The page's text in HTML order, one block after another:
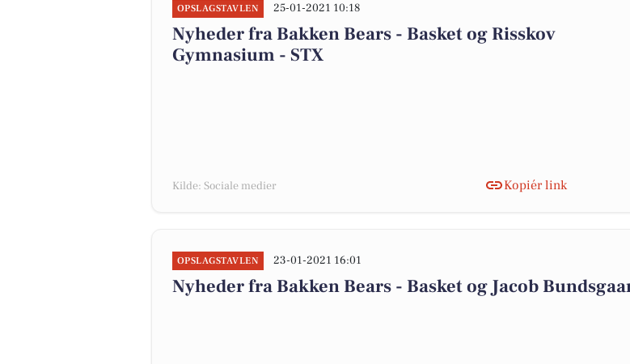
OPSLAGSTAVLEN 25-01-2021 10:18
Nyheder fra Bakken Bears - Basket og Risskov
Gymnasium - STX
Kilde: Sociale medier Kopiér link
OPSLAGSTAVLEN 23-01-2021 16:01
Nyheder fra Bakken Bears - Basket og Jacob